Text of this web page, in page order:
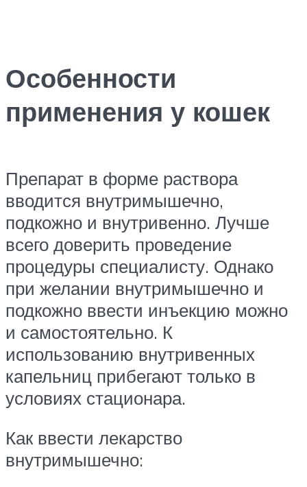
Особенности
применения у кошек
Препарат в форме раствора
вводится внутримышечно,
подкожно и внутривенно. Лучше
всего доверить проведение
процедуры специалисту. Однако
при желании внутримышечно и
подкожно ввести инъекцию можно
и самостоятельно. К
использованию внутривенных
капельниц прибегают только в
условиях стационара.
Как ввести лекарство
внутримышечно: